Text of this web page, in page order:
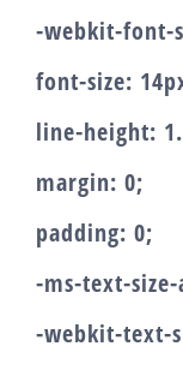
-webkit-font-
font-size:
line-height:
margin: 0;
padding: 0;
-ms-text-
-webkit-text-